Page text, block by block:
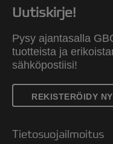
Uutiskirje!
Pysy ajantasalla
tuotteista ja
sähköpostiisi!
REKISTERÖIDY
Tietosuojailmoitus